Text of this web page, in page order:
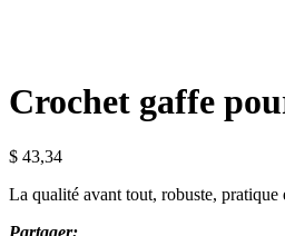
Crochet gaffe
$ 43,34
La qualité avant tout, robuste,
Partager: